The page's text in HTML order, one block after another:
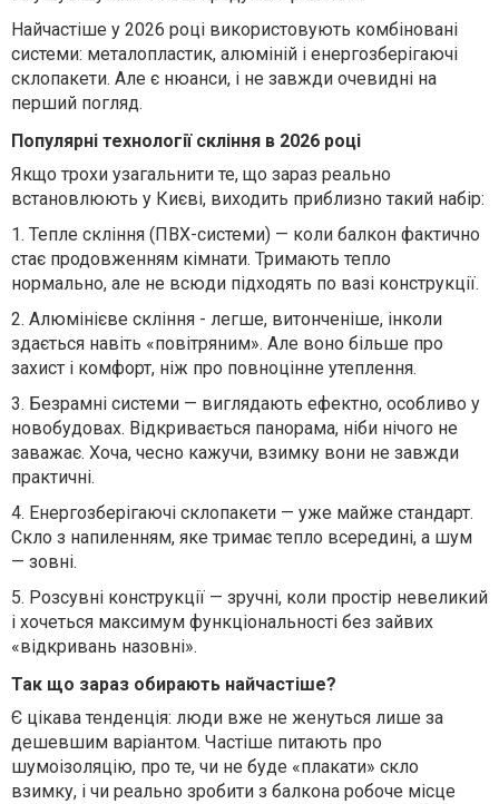
Найчастіше у 2026 році використовують комбіновані
системи: металопластик, алюміній і енергозберігаючі
склопакети. Але є нюанси, і не завжди очевидні на
перший погляд.
Популярні технології скління в 2026 році
Якщо трохи узагальнити те, що зараз реально
встановлюють у Києві, виходить приблизно такий набір:
1. Тепле скління (ПВХ-системи) — коли балкон фактично
стає продовженням кімнати. Тримають тепло
нормально, але не всюди підходять по вазі конструкції.
2. Алюмінієве скління - легше, витонченіше, інколи
здається навіть «повітряним». Але воно більше про
захист і комфорт, ніж про повноцінне утеплення.
3. Безрамні системи — виглядають ефектно, особливо у
новобудовах. Відкривається панорама, ніби нічого не
заважає. Хоча, чесно кажучи, взимку вони не завжди
практичні.
4. Енергозберігаючі склопакети — уже майже стандарт.
Скло з напиленням, яке тримає тепло всередині, а шум
— зовні.
5. Розсувні конструкції — зручні, коли простір невеликий
і хочеться максимум функціональності без зайвих
«відкривань назовні».
Так що зараз обирають найчастіше?
Є цікава тенденція: люди вже не женуться лише за
дешевшим варіантом. Частіше питають про
шумоізоляцію, про те, чи не буде «плакати» скло
взимку, і чи реально зробити з балкона робоче місце